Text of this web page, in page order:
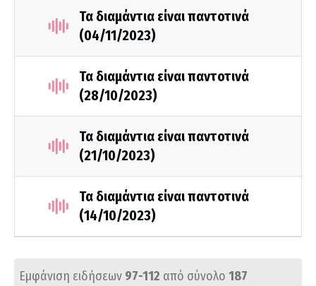
Τα διαμάντια είναι παντοτινά
(04/11/2023)
Τα διαμάντια είναι παντοτινά
(28/10/2023)
Τα διαμάντια είναι παντοτινά
(21/10/2023)
Τα διαμάντια είναι παντοτινά
(14/10/2023)
Εμφάνιση ειδήσεων 97-112 από σύνολο 187